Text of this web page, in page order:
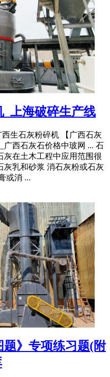
上海破碎生产线
生石灰粉碎机 【广西石灰
广西石灰石价格中玻网 ... 石
灰在土木工程中应用范围很
灰乳和砂浆 消石灰粉或石灰
或消 ...
》专项练习题(附